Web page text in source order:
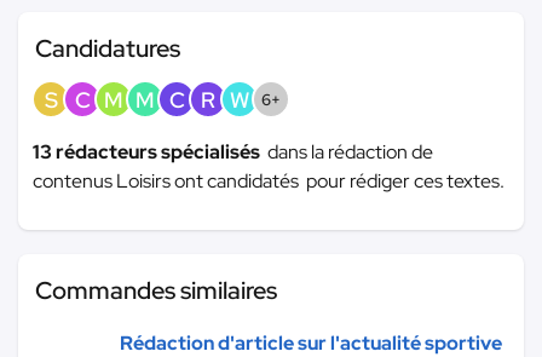
Candidatures
S C M M C R W 6+
13 rédacteurs spécialisés dans la rédaction de
contenus Loisirs ont candidatés pour rédiger ces textes.
Commandes similaires
Rédaction d'article sur l'actualité sportive